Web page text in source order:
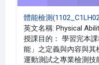
體能檢測
英文名稱: Physical
授課目的： 學習完本
能」之定義與內容與
運動測試之專業檢測技